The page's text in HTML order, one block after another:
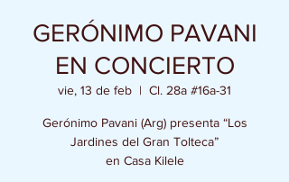
GERÓNIMO PAVANI
EN CONCIERTO
vie, 13 de feb
  |
Cl. 28a #16a-31
Gerónimo Pavani (Arg) presenta “Los
Jardines del Gran Tolteca”
en Casa Kilele